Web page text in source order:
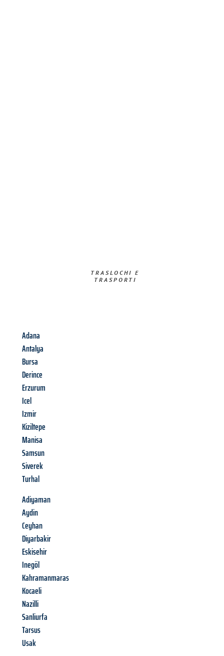
TRASLOCHI E
TRASPORTI​
Adana
Antalya
Bursa
Derince
Erzurum
Icel
Izmir
Kiziltepe
Manisa
Samsun
Siverek
Turhal
Adiyaman
Aydin
Ceyhan
Diyarbakir
Eskisehir
Inegöl
Kahramanmaras
Kocaeli
Nazilli
Sanliurfa
Tarsus
Usak